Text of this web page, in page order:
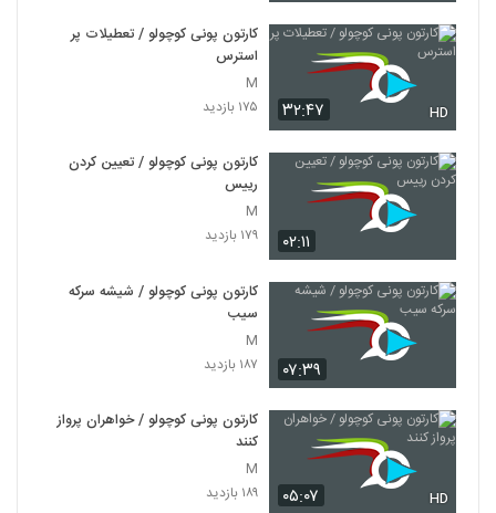
۳۲:۴۷ HD
کارتون پونی کوچولو / تعطیلات پر
استرس
M
۱۷۵ بازدید
۰۲:۱۱
کارتون پونی کوچولو / تعیین کردن
رییس
M
۱۷۹ بازدید
۰۷:۳۹
کارتون پونی کوچولو / شیشه سرکه
سیب
M
۱۸۷ بازدید
۰۵:۰۷ HD
کارتون پونی کوچولو / خواهران پرواز
کنند
M
۱۸۹ بازدید